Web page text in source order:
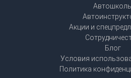
Акции и
Блог
Условия
Политика